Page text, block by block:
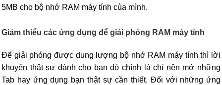
5MB cho bộ nhớ RAM máy tính của mình.
Giảm thiểu các ứng dụng để giải phóng RAM máy tính
Để giải phóng được dung lượng bộ nhớ RAM máy tính thì lời
khuyên thật sự dành cho bạn đó chính là chỉ nên mở những
Tab hay ứng dụng bạn thật sự cần thiết. Đối với những ứng